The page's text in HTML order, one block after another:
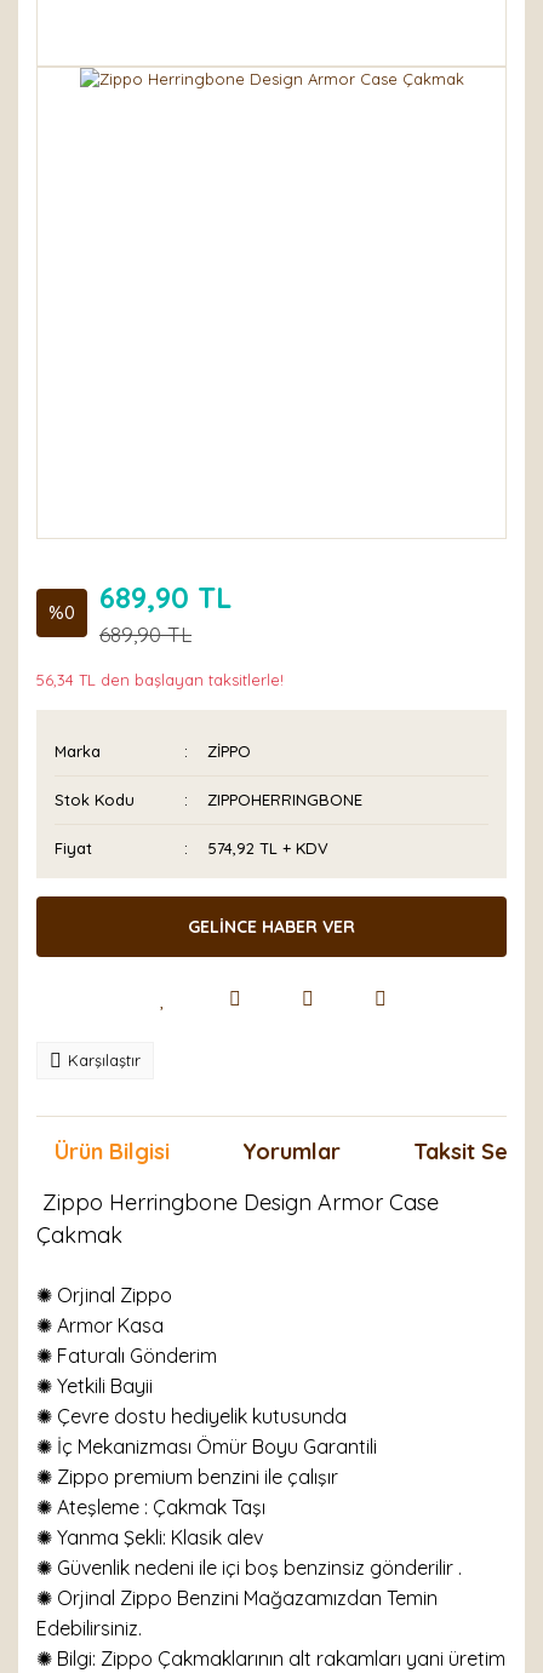
%0 689,90 TL
689,90 TL
56,34 TL den başlayan taksitlerle!
Marka ZİPPO
Stok Kodu ZIPPOHERRINGBONE
Fiyat 574,92 TL + KDV
GELİNCE HABER VER
Karşılaştır
Ürün Bilgisi Yorumlar
Taksit
Zippo Herringbone Design Armor Case
Çakmak
✺ Orjinal Zippo
✺ Armor Kasa
✺ Faturalı Gönderim
✺ Yetkili Bayii
✺ Çevre dostu hediyelik kutusunda
✺ İç Mekanizması Ömür Boyu Garantili
✺ Zippo premium benzini ile çalışır
✺ Ateşleme : Çakmak Taşı
✺ Yanma Şekli: Klasik alev
✺ Güvenlik nedeni ile içi boş benzinsiz gönderilir .
✺ Orjinal Zippo Benzini Mağazamızdan Temin
Edebilirsiniz.
✺ Bilgi: Zippo Çakmaklarının alt rakamları yani üretim